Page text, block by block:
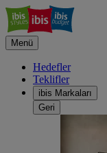
Menü
Hedefler
Teklifler
ibis Markaları
Geri